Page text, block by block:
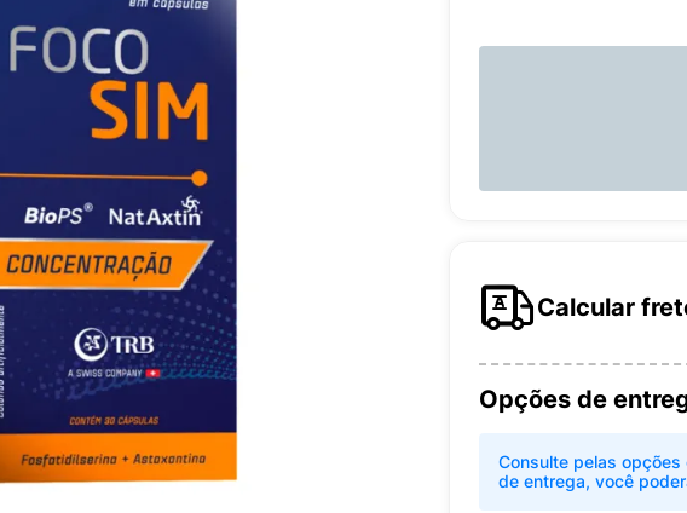
Calcular
Opções de
Consulte pelas
de entrega, você